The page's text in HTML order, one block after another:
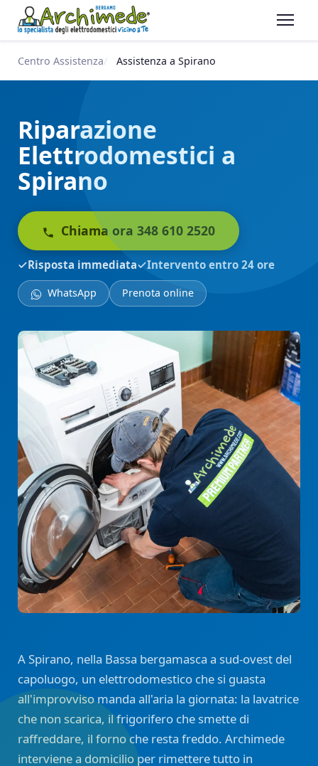
Centro Assistenza Assistenza a Spirano
Riparazione
Elettrodomestici a
Spirano
Chiama ora 348 610 2520
Risposta immediata Intervento entro 24 ore
WhatsApp Prenota online
A Spirano, nella Bassa bergamasca a sud-ovest del
capoluogo, un elettrodomestico che si guasta
all'improvviso manda all'aria la giornata: la lavatrice
che non scarica, il frigorifero che smette di
raffreddare, il forno che resta freddo. Archimede
interviene a domicilio per rimettere tutto in